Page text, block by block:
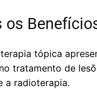
os
tópica
tratamento de
a radioterapia.